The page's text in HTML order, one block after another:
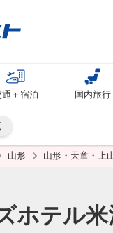
通＋宿泊 国内旅行
山形 山形・天童・上
ホテル米